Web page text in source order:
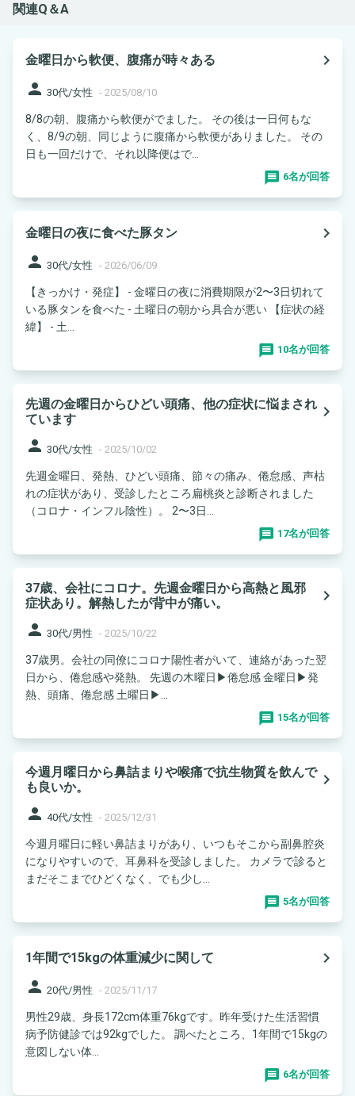
関連Q＆A
金曜日から軟便、腹痛が時々ある
navigate_next
person 30代/女性 - 2025/08/10
8/8の朝、腹痛から軟便がでました。 その後は一日何もな
く、8/9の朝、同じように腹痛から軟便がありました。 その
日も一回だけで、それ以降便はで...
6名が回答
金曜日の夜に食べた豚タン
navigate_next
person 30代/女性 - 2026/06/09
【きっかけ・発症】 - 金曜日の夜に消費期限が2〜3日切れて
いる豚タンを食べた - 土曜日の朝から具合が悪い 【症状の経
緯】 - 土...
10名が回答
先週の金曜日からひどい頭痛、他の症状に悩まされ
ています
navigate_next
person 30代/女性 - 2025/10/02
先週金曜日、発熱、ひどい頭痛、節々の痛み、倦怠感、声枯
れの症状があり、受診したところ扁桃炎と診断されました
（コロナ・インフル陰性）。 2〜3日...
17名が回答
37歳、会社にコロナ。先週金曜日から高熱と風邪
症状あり。解熱したが背中が痛い。
navigate_next
person 30代/男性 - 2025/10/22
37歳男。会社の同僚にコロナ陽性者がいて、連絡があった翌
日から、倦怠感や発熱。 先週の木曜日▶倦怠感 金曜日▶発
熱、頭痛、倦怠感 土曜日▶...
15名が回答
今週月曜日から鼻詰まりや喉痛で抗生物質を飲んで
も良いか。
navigate_next
person 40代/女性 - 2025/12/31
今週月曜日に軽い鼻詰まりがあり、いつもそこから副鼻腔炎
になりやすいので、耳鼻科を受診しました。 カメラで診ると
まだそこまでひどくなく、でも少し...
5名が回答
1年間で15kgの体重減少に関して
navigate_next
person 20代/男性 - 2025/11/17
男性29歳、身長172cm体重76kgです。昨年受けた生活習慣
病予防健診では92kgでした。 調べたところ、1年間で15kgの
意図しない体...
6名が回答